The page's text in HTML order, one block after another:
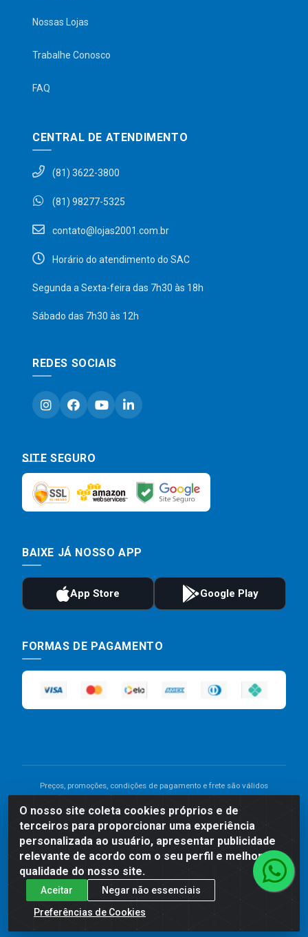
O nosso site coleta cookies próprios e de
terceiros para proporcionar uma experiência
personalizada ao usuário, apresentar publicidade
relevante de acordo com o seu perfil e melhorar a
qualidade do nosso site.
Aceitar
Negar não essenciais
Preferências de Cookies
Nossas Lojas
Trabalhe Conosco
FAQ
CENTRAL DE ATENDIMENTO
(81) 3622-3800
(81) 98277-5325
contato@lojas2001.com.br
Horário do atendimento do SAC
Segunda a Sexta-feira das 7h30 às 18h
Sábado das 7h30 às 12h
REDES SOCIAIS
SITE SEGURO
BAIXE JÁ NOSSO APP
FORMAS DE PAGAMENTO
Preços, promoções, condições de pagamento e frete são válidos
divergência de preço de um produto, será válido o preço que for
exibido no carrinho de compras do site no momento do pagamento.
As vendas estão sujeitas a análise e disponibilidade do estoque.
Imagens de produtos meramente ilustrativas.
Comercial de Construção 2001 LTDA - Av. Congresso
Eucarístico, 1179 - São José, Carpina - PE - CEP: 55811-
000 - 70.220.389/0001-66